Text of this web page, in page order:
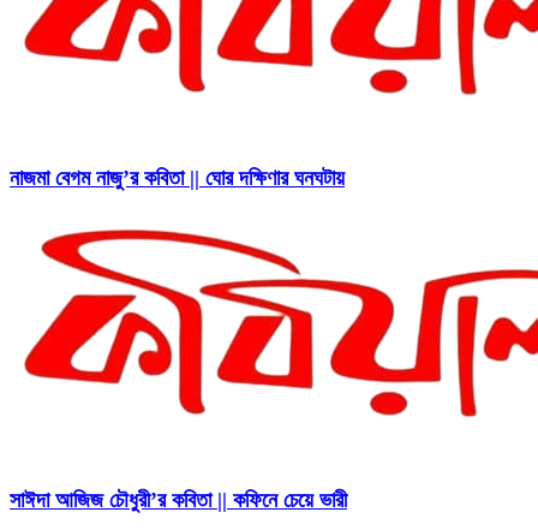
নাজমা বেগম নাজু’র কবিতা || ঘোর দক্ষিণার ঘনঘটায়
সাঈদা আজিজ চৌধুরী’র কবিতা || কফিনে চেয়ে ভারী